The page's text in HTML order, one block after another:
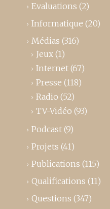
Evaluations (2)
Informatique (20)
Médias (316)
Jeux (1)
Internet (67)
Presse (118)
Radio (52)
TV-Vidéo (93)
Podcast (9)
Projets (41)
Publications (115)
Qualifications (11)
Questions (347)